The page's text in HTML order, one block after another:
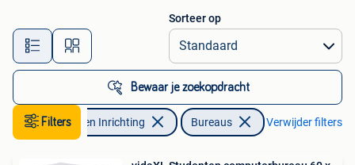
Alle afstanden…
Sorteer op
Bewaar je zoekopdracht
FiltersHuis en Inrichting Bureaus Verwijder filters